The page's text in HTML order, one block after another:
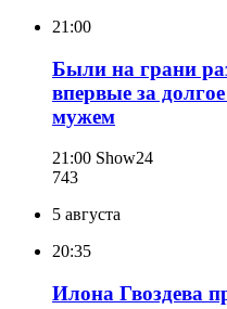
21:00
Были на грани
впервые за
мужем
21:00 Show24
743
5 августа
20:35
Илона Гвоздева